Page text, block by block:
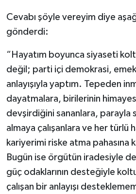
Cevabı şöyle vereyim diye
gönderdi:
“Hayatım boyunca siyaseti
değil; parti içi demokrasi,
anlayışıyla yaptım. Tepeden
dayatmalara, birilerinin
devşirdiğini sananlara, parayla
almaya çalışanlara ve her türlü
kariyerimi riske atma pahasına
Bugün ise örgütün iradesiyle
güç odaklarının desteğiyle
çalışan bir anlayışı